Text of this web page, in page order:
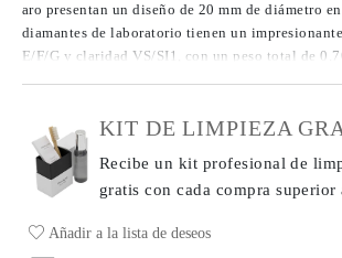
aro presentan un diseño de 20 mm de diámetro
diamantes de laboratorio tienen un
E/F/G y claridad VS/SI1, con un peso total de
KIT DE LIMPIEZA
Recibe un kit profesional de
gratis con cada comprasuperior
Añadir a la lista de deseos